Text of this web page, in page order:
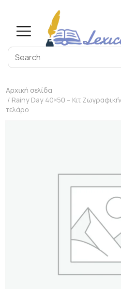
Αρχική σελίδα
/ Rainy Day 40×50 – Κιτ
τελάρο